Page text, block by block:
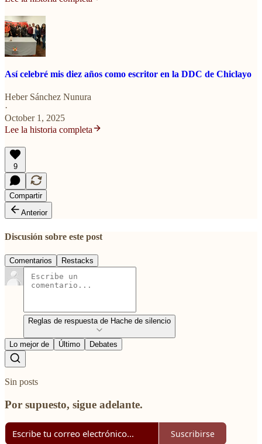
Así celebré mis diez años como escritor en la DDC de Chiclayo
Heber Sánchez Nunura
·
October 1, 2025
Lee la historia completa
9
Compartir
Anterior
Discusión sobre este post
Comentarios Restacks
Reglas de respuesta de Hache de silencio
Lo mejor de Último Debates
Sin posts
Por supuesto, sigue adelante.
Suscribirse